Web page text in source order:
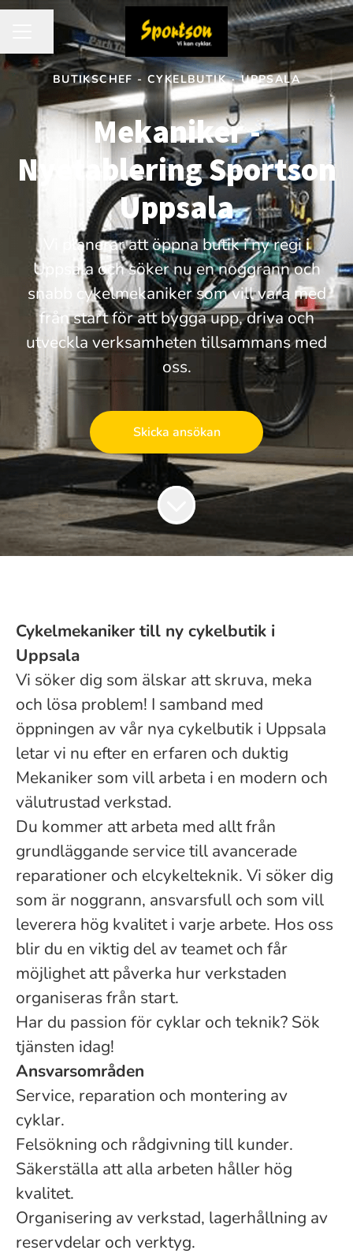
KARRIÄRMENY
Dela sidan
BUTIKSCHEF - CYKELBUTIK · UPPSALA
Mekaniker -
Nyetablering Sportson
Uppsala
Vi planerar att öppna butik i ny regi i
Uppsala och söker nu en noggrann och
snabb cykelmekaniker som vill vara med
från start för att bygga upp, driva och
utveckla verksamheten tillsammans med
oss.
Skicka ansökan
Cykelmekaniker till ny cykelbutik i
Uppsala
Vi söker dig som älskar att skruva, meka
och lösa problem! I samband med
öppningen av vår nya cykelbutik i Uppsala
letar vi nu efter en erfaren och duktig
Mekaniker som vill arbeta i en modern och
välutrustad verkstad.
Du kommer att arbeta med allt från
grundläggande service till avancerade
reparationer och elcykelteknik. Vi söker dig
som är noggrann, ansvarsfull och som vill
leverera hög kvalitet i varje arbete. Hos oss
blir du en viktig del av teamet och får
möjlighet att påverka hur verkstaden
organiseras från start.
Har du passion för cyklar och teknik? Sök
tjänsten idag!
Ansvarsområden
Service, reparation och montering av
cyklar.
Felsökning och rådgivning till kunder.
Säkerställa att alla arbeten håller hög
kvalitet.
Organisering av verkstad, lagerhållning av
reservdelar och verktyg.